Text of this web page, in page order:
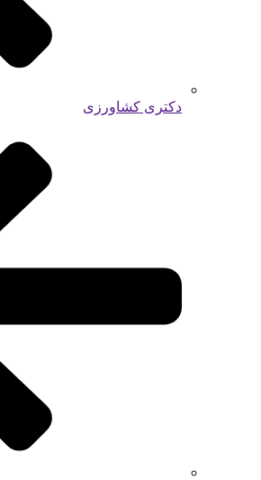
دکتری کشاورزی